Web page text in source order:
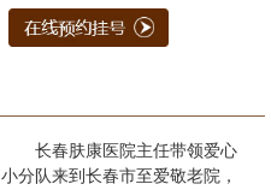
长春肤康医院主任带领爱心
小分队来到长春市至爱敬老院，